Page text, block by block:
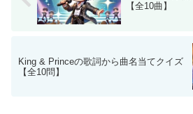
【全10曲】
King & Princeの歌詞から曲名当てクイズ
【全10問】